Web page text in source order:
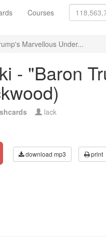
Courses
Marvellous Under...
- "Baron
lack
download mp3 print